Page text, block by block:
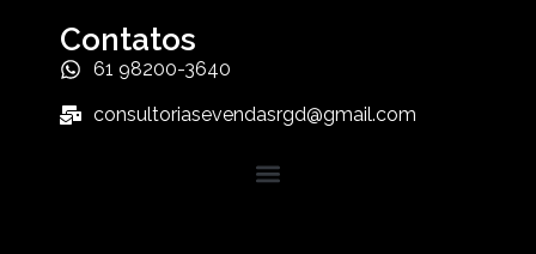
Contatos
61 98200-3640
consultoriasevendasrgd@gmail.com